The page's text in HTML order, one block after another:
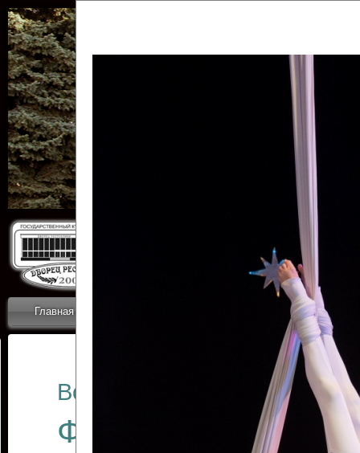
Главная Новости
ОТЧЕТЫ ГКЦ
Все отчеты
Финал